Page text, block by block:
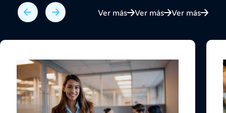
Ver más
Ver más
Ver más